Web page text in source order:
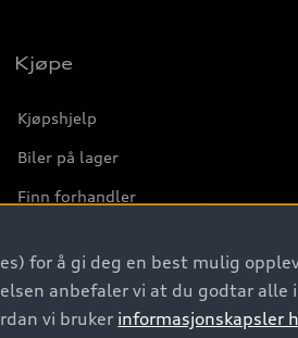
Kjøpe
Kjøpshjelp
Biler på lager
Finn forhandler
Kontakt forhandler
Prislister
for å gi deg en best mulig
anbefaler vi at du godtar
vi bruker informasjonskapsler